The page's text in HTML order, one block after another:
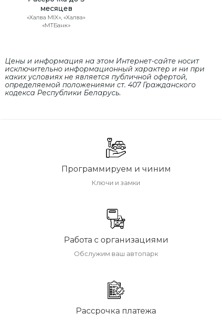
месяцев
«Халва MIX», «Халва»
«МТБанк»
Цены и информация на этом Интернет-сайте носит
исключительно информационный характер и ни при
каких условиях не является публичной офертой,
определяемой положениями cт. 407 Гражданского
кодекса Республики Беларусь.
Программируем и чиним
Ключи и замки
Работа с организациями
Обслужим ваш автопарк
Рассрочка платежа